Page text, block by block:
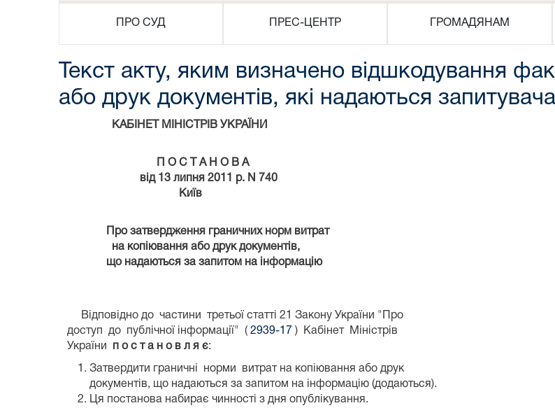
ПРО СУД ПРЕС-ЦЕНТР ГРОМАДЯНАМ
Текст акту, яким визначено відшкодування
або друк документів, які надаються
КАБІНЕТ МІНІСТРІВ УКРАЇНИ
П О С Т А Н О В А
від 13 липня 2011 р. N 740
Київ
Про затвердження граничних норм витрат
на копіювання або друк документів,
що надаються за запитом на інформацію
Відповідно до частини третьої статті 21 Закону України "Про
доступ до публічної інформації" ( 2939-17 ) Кабінет Міністрів
України п о с т а н о в л я є:
Затвердити граничні норми витрат на копіювання або друк
документів, що надаються за запитом на інформацію (додаються).
Ця постанова набирає чинності з дня опублікування.